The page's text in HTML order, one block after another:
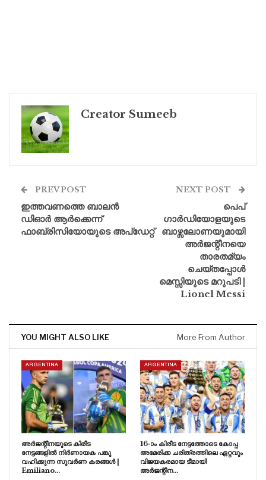
Creator Sumeeb
PREV POST
ഇത്തവണത്തെ ബാലൻ
ഡിഓർ ആർക്കെന്ന്
ഫാബ്രിസിയോയുടെ അപ്ഡേറ്റ്
NEXT POST
പെപ്
ഗാർഡിയോളയുടെ
ബാഴ്സലോണയുമായി
അർജന്റീനയെ
താരതമ്യം
ചെയ്തപ്പോൾ
മെസ്സിയുടെ മറുപടി |
Lionel Messi
YOU MIGHT ALSO LIKE More From Author
ARGENTINA
അർജന്റീനയുടെ കിരീട
നേട്ടങ്ങളിൽ നിർണായക പങ്കു
വഹിക്കുന്ന സുവർണ കരങ്ങൾ |
Emiliano…
ARGENTINA
16-ാം കിരീട നേട്ടത്തോടെ കോപ്പ
അമേരിക്ക ചരിത്രത്തിലെ ഏറ്റവും
വിജയകരമായ ടീമായി
അർജന്റീന…